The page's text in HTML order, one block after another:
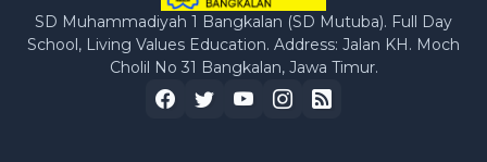
SD Muhammadiyah 1 Bangkalan (SD Mutuba). Full Day
School, Living Values Education. Address: Jalan KH. Moch
Cholil No 31 Bangkalan, Jawa Timur.